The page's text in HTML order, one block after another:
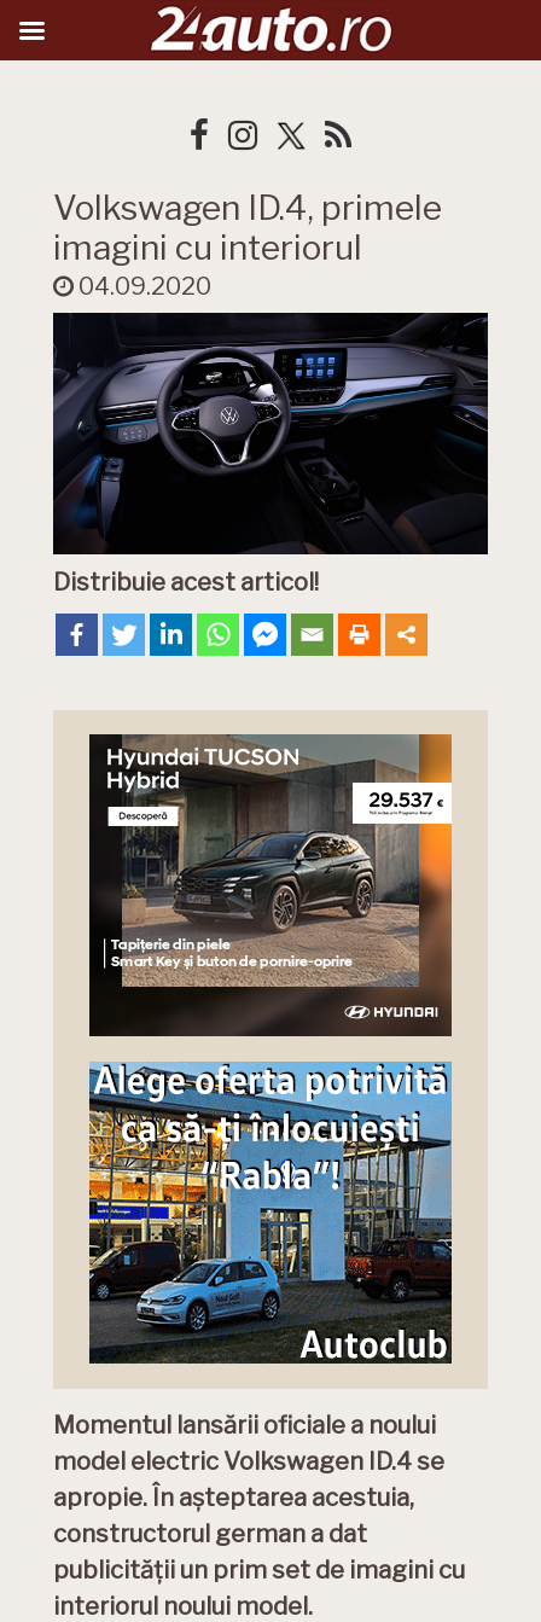
Volkswagen ID.4, primele
imagini cu interiorul
04.09.2020
Distribuie acest articol!
Momentul lansării oficiale a noului
model electric Volkswagen ID.4 se
apropie. În așteptarea acestuia,
constructorul german a dat
publicității un prim set de imagini cu
interiorul noului model.